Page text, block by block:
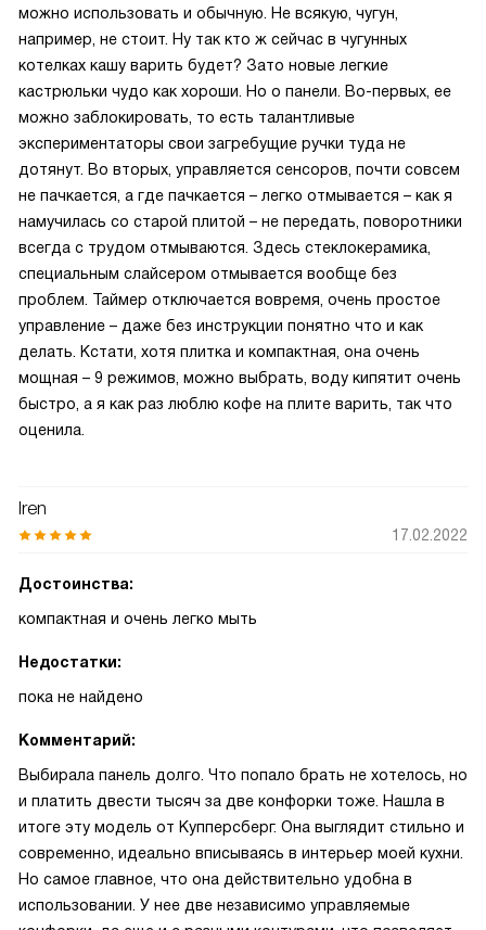
можно использовать и обычную. Не всякую, чугун,
например, не стоит. Ну так кто ж сейчас в чугунных
котелках кашу варить будет? Зато новые легкие
кастрюльки чудо как хороши. Но о панели. Во-первых, ее
можно заблокировать, то есть талантливые
экспериментаторы свои загребущие ручки туда не
дотянут. Во вторых, управляется сенсоров, почти совсем
не пачкается, а где пачкается – легко отмывается – как я
намучилась со старой плитой – не передать, поворотники
всегда с трудом отмываются. Здесь стеклокерамика,
специальным слайсером отмывается вообще без
проблем. Таймер отключается вовремя, очень простое
управление – даже без инструкции понятно что и как
делать. Кстати, хотя плитка и компактная, она очень
мощная – 9 режимов, можно выбрать, воду кипятит очень
быстро, а я как раз люблю кофе на плите варить, так что
оценила.
Iren
17.02.2022
Достоинства:
компактная и очень легко мыть
Недостатки:
пока не найдено
Комментарий:
Выбирала панель долго. Что попало брать не хотелось, но
и платить двести тысяч за две конфорки тоже. Нашла в
итоге эту модель от Купперсберг. Она выглядит стильно и
современно, идеально вписываясь в интерьер моей кухни.
Но самое главное, что она действительно удобна в
использовании. У нее две независимо управляемые